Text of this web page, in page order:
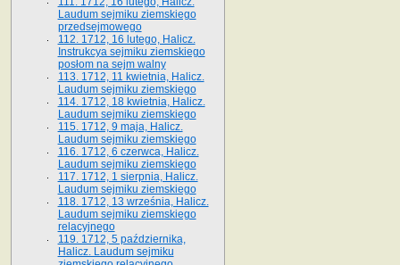
Laudum sejmiku ziemskiego
przedsejmowego
112. 1712, 16 lutego, Halicz.
Instrukcya sejmiku ziemskiego
posłom na sejm walny
113. 1712, 11 kwietnia, Halicz.
Laudum sejmiku ziemskiego
114. 1712, 18 kwietnia, Halicz.
Laudum sejmiku ziemskiego
115. 1712, 9 maja, Halicz.
Laudum sejmiku ziemskiego
116. 1712, 6 czerwca, Halicz.
Laudum sejmiku ziemskiego
117. 1712, 1 sierpnia, Halicz.
Laudum sejmiku ziemskiego
118. 1712, 13 września, Halicz.
Laudum sejmiku ziemskiego
relacyjnego
119. 1712, 5 października,
Halicz. Laudum sejmiku